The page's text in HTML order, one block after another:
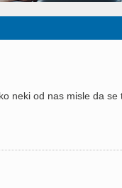
neki od nas misle da se